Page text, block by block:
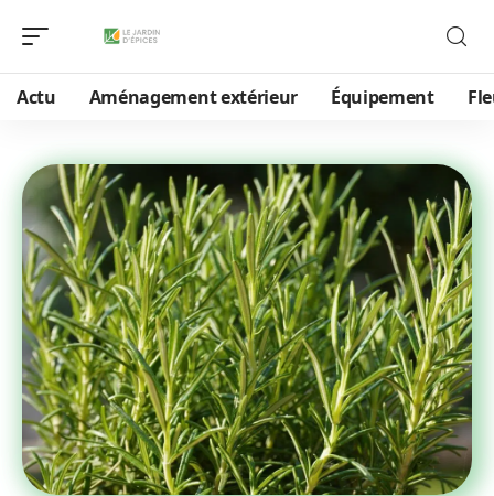
Actu Aménagement extérieur Équipement